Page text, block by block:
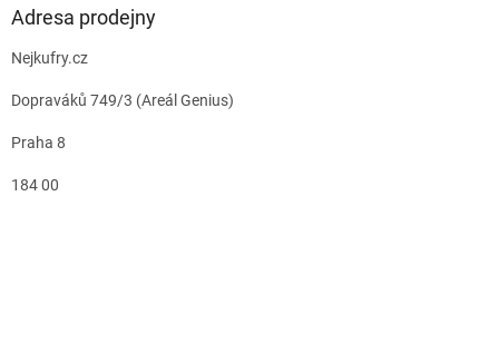
Adresa prodejny
Nejkufry.cz
Dopraváků 749/3 (Areál Genius)
Praha 8
184 00